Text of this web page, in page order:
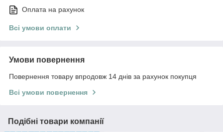
Оплата на рахунок
Всі умови оплати
Умови повернення
Повернення товару впродовж 14 днів за рахунок покупця
Всі умови повернення
Подібні товари компанії